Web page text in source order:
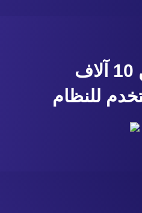
للنظام